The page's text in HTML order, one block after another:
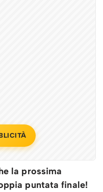
la prossima
puntata finale!